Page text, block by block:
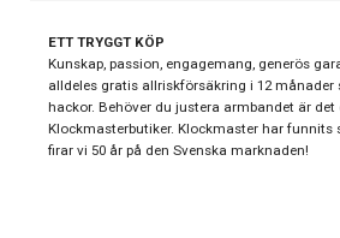
Kollektion
Övriga
Stil
Typ av klocka
ETT TRYGGT KÖP
Kunskap, passion, engagemang, generös
alldeles gratis allriskförsäkring i 12 månader
hackor. Behöver du justera armbandet är
Klockmasterbutiker. Klockmaster har funnits
firar vi 50 år på den Svenska marknaden!